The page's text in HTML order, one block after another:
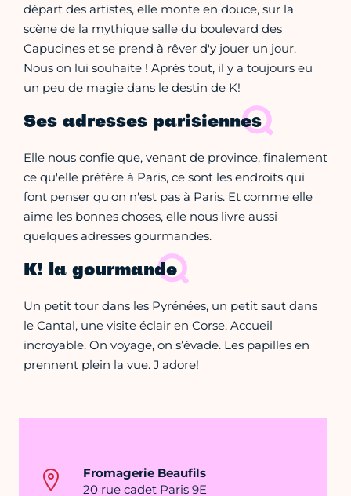
départ des artistes, elle monte en douce, sur la
scène de la mythique salle du boulevard des
Capucines et se prend à rêver d'y jouer un jour.
Nous on lui souhaite ! Après tout, il y a toujours eu
un peu de magie dans le destin de K!
Ses adresses parisiennes
Elle nous confie que, venant de province, finalement
ce qu'elle préfère à Paris, ce sont les endroits qui
font penser qu'on n'est pas à Paris. Et comme elle
aime les bonnes choses, elle nous livre aussi
quelques adresses gourmandes.
K! la gourmande
Un petit tour dans les Pyrénées, un petit saut dans
le Cantal, une visite éclair en Corse. Accueil
incroyable. On voyage, on s’évade. Les papilles en
prennent plein la vue. J'adore!
Fromagerie Beaufils
20 rue cadet Paris 9E